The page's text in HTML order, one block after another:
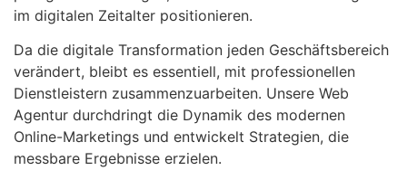
im digitalen Zeitalter positionieren.
Da die digitale Transformation jeden Geschäftsbereich
verändert, bleibt es essentiell, mit professionellen
Dienstleistern zusammenzuarbeiten. Unsere Web
Agentur durchdringt die Dynamik des modernen
Online-Marketings und entwickelt Strategien, die
messbare Ergebnisse erzielen.